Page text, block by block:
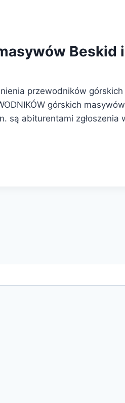
Beskid
przewodników
górskich
są abiturentami